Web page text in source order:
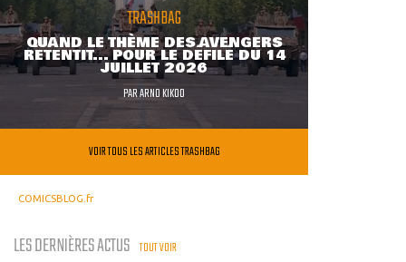
TRASHBAG
QUAND LE THÈME DES AVENGERS
RETENTIT... POUR LE DÉFILÉ DU 14
JUILLET 2026
PARARNO KIKOO
VOIR TOUS LES ARTICLES TRASHBAG
COMICSBLOG.fr
LES DERNIÈRES ACTUS TOUT VOIR